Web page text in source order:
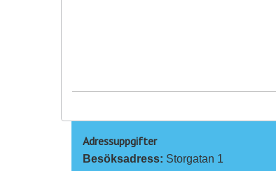
Adressuppgifter
Besöksadress: Storgatan 1